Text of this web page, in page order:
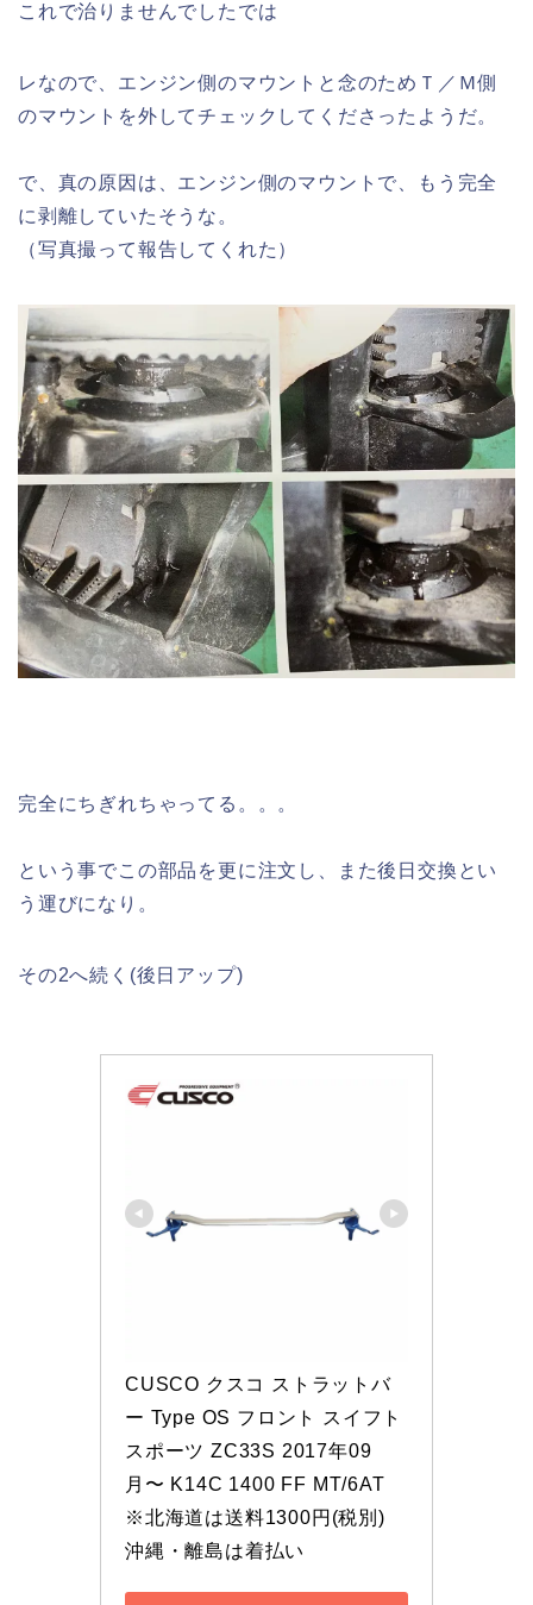
これで治りませんでしたでは
レなので、エンジン側のマウントと念のためＴ／Ｍ側
のマウントを外してチェックしてくださったようだ。
で、真の原因は、エンジン側のマウントで、もう完全
に剥離していたそうな。
（写真撮って報告してくれた）
完全にちぎれちゃってる。。。
という事でこの部品を更に注文し、また後日交換とい
う運びになり。
その2へ続く(後日アップ)
CUSCO クスコ ストラットバ
ー Type OS フロント スイフト
スポーツ ZC33S 2017年09
月〜 K14C 1400 FF MT/6AT
※北海道は送料1300円(税別)
沖縄・離島は着払い